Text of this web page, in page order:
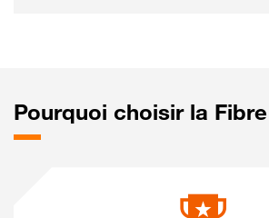
Pourquoi choisir la